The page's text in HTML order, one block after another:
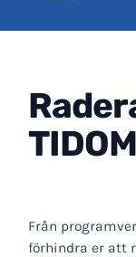
Från
förhindra er att